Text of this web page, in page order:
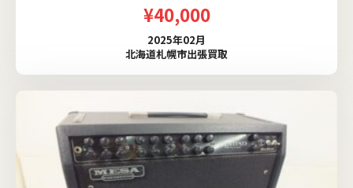
¥40,000
2025年02月
北海道札幌市出張買取